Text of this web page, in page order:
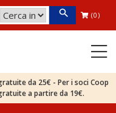
(0)
da 25€ - Per i soci Coop
a partire da 19€.